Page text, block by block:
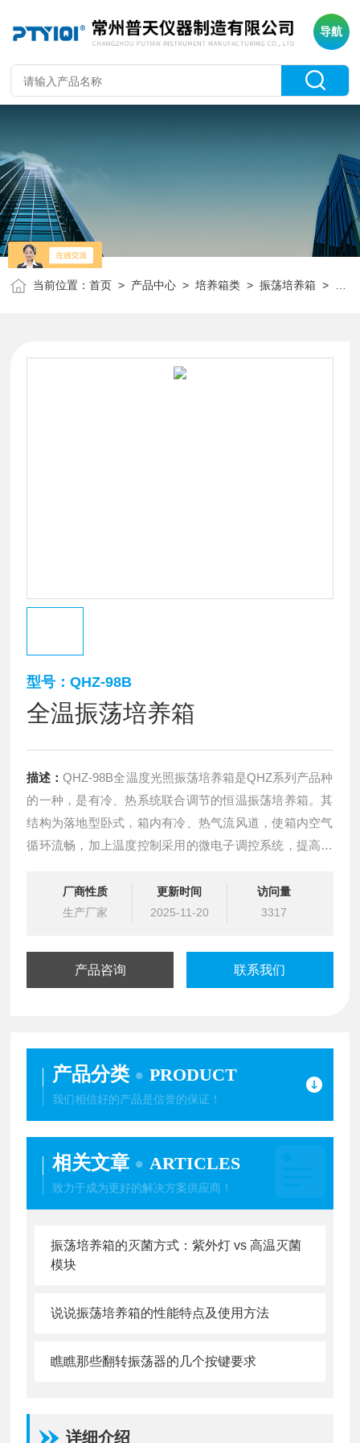
导航
当前位置：首页 > 产品中心 >培养箱类 >振荡培养箱 > QHZ-98B全温振荡培养箱
型号：QHZ-98B
全温振荡培养箱
描述：QHZ-98B全温度光照振荡培养箱是QHZ系列产品种
的一种，是有冷、热系统联合调节的恒温振荡培养箱。其
结构为落地型卧式，箱内有冷、热气流风道，使箱内空气
循环流畅，加上温度控制采用的微电子调控系统，提高了
厂商性质
生产厂家
更新时间
2025-11-20
访问量
3317
产品咨询 联系我们
产品分类 PRODUCT
我们相信好的产品是信誉的保证！
相关文章 ARTICLES
致力于成为更好的解决方案供应商！
振荡培养箱的灭菌方式：紫外灯 vs 高温灭菌
模块
说说振荡培养箱的性能特点及使用方法
瞧瞧那些翻转振荡器的几个按键要求
详细介绍